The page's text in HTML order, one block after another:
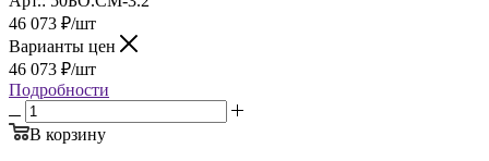
46 073 ₽/шт
Варианты цен
46 073 ₽/шт
Подробности
В корзину